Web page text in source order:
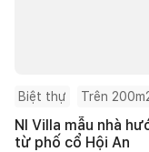
Biệt thự Trên
NI Villa mẫu nhà
từ phố cổ Hội An